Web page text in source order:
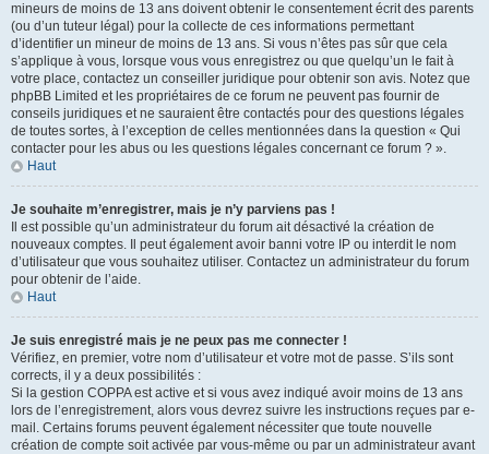
mineurs de moins de 13 ans doivent obtenir le consentement écrit des parents
(ou d’un tuteur légal) pour la collecte de ces informations permettant
d’identifier un mineur de moins de 13 ans. Si vous n’êtes pas sûr que cela
s’applique à vous, lorsque vous vous enregistrez ou que quelqu’un le fait à
votre place, contactez un conseiller juridique pour obtenir son avis. Notez que
phpBB Limited et les propriétaires de ce forum ne peuvent pas fournir de
conseils juridiques et ne sauraient être contactés pour des questions légales
de toutes sortes, à l’exception de celles mentionnées dans la question « Qui
contacter pour les abus ou les questions légales concernant ce forum ? ».
Haut
Je souhaite m’enregistrer, mais je n’y parviens pas !
Il est possible qu’un administrateur du forum ait désactivé la création de
nouveaux comptes. Il peut également avoir banni votre IP ou interdit le nom
d’utilisateur que vous souhaitez utiliser. Contactez un administrateur du forum
pour obtenir de l’aide.
Haut
Je suis enregistré mais je ne peux pas me connecter !
Vérifiez, en premier, votre nom d’utilisateur et votre mot de passe. S’ils sont
corrects, il y a deux possibilités :
Si la gestion COPPA est active et si vous avez indiqué avoir moins de 13 ans
lors de l’enregistrement, alors vous devrez suivre les instructions reçues par e-
mail. Certains forums peuvent également nécessiter que toute nouvelle
création de compte soit activée par vous-même ou par un administrateur avant